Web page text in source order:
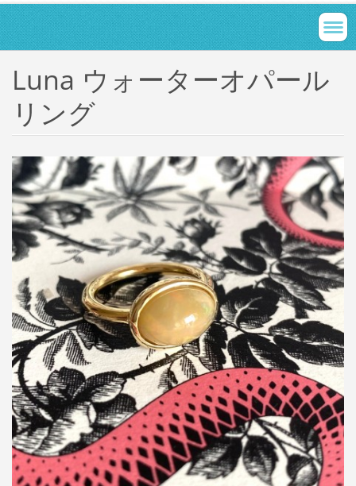
Luna ウォーターオパール
リング